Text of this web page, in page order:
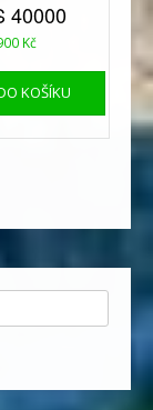
40000
Kč
KOŠÍKU